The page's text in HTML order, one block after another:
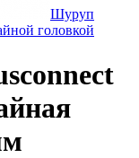
Шуруп
головкой